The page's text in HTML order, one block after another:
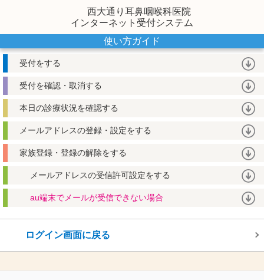
西大通り耳鼻咽喉科医院
インターネット受付システム
使い方ガイド
受付をする
受付を確認・取消する
本日の診療状況を確認する
メールアドレスの登録・設定をする
家族登録・登録の解除をする
メールアドレスの受信許可設定をする
au端末でメールが受信できない場合
ログイン画面に戻る